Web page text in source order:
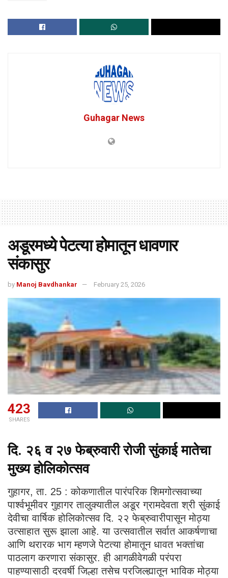
Guhagar News
अडूरमध्ये पेटत्या होमातून धावणार
संकासुर
by Manoj Bavdhankar February 25, 2026
423
SHARES
दि. २६ व २७ फेब्रुवारी रोजी सुंकाई मातेचा
मुख्य होलिकोत्सव
गुहागर, ता. 25 : कोकणातील पारंपरिक शिमगोत्सवाच्या
पार्श्वभूमीवर गुहागर तालुक्यातील अडूर ग्रामदेवता श्री सुंकाई
देवीचा वार्षिक होलिकोत्सव दि. २२ फेब्रुवारीपासून मोठ्या
उत्साहात सुरू झाला आहे. या उत्सवातील सर्वात आकर्षणाचा
आणि थरारक भाग म्हणजे पेटत्या होमातून धावत भक्तांचा
पाठलाग करणारा संकासुर. ही आगळीवेगळी परंपरा
पाहण्यासाठी दरवर्षी जिल्हा तसेच परजिल्ह्यातून भाविक मोठ्या